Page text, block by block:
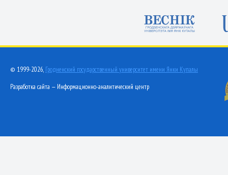
© 1999-2026, Гродненский государственный университет имени Янки Купалы
Разработка сайта — Информационно-аналитический центр